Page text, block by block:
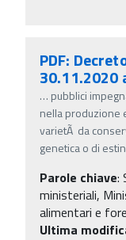
PDF:
30.11.2020
… pubblici
nella produzione
varietÃ da
genetica o di
Parole chiave:
ministeriali,
alimentari e
Ultima